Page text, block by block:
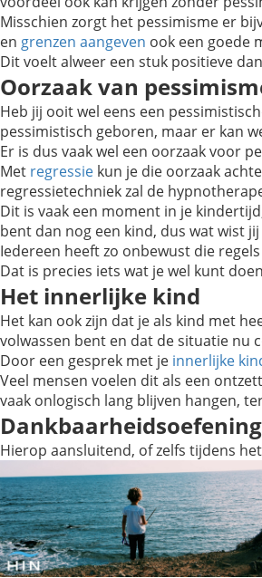
Misschien zorgt het pessimisme er
en grenzen aangeven ook een goede
Dit voelt alweer een stuk positieve
Oorzaak van
Heb jij ooit wel eens een
pessimistisch geboren, maar er kan
Er is dus vaak wel een oorzaak voor
Met regressie kun je die oorzaak
regressietechniek zal de
Dit is vaak een moment in je
bent dan nog een kind, dus wat wist
Iedereen heeft zo onbewust die
Dat is precies iets wat je wel kunt
Het innerlijke kind
Het kan ook zijn dat je als kind met
volwassen bent en dat de situatie nu
Door een gesprek met je innerlijke
Veel mensen voelen dit als een
vaak onlogisch lang blijven hangen,
Dankbaarheidsoefening
Hierop aansluitend, of zelfs tijdens